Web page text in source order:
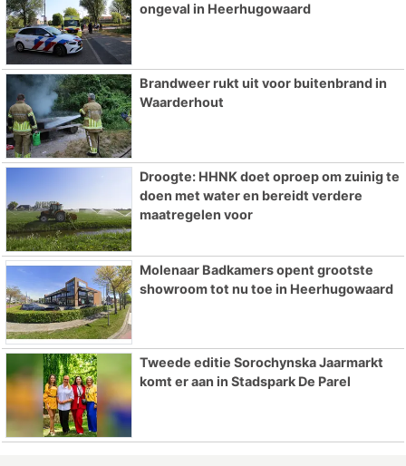
ongeval in Heerhugowaard
Brandweer rukt uit voor buitenbrand in
Waarderhout
Droogte: HHNK doet oproep om zuinig te
doen met water en bereidt verdere
maatregelen voor
Molenaar Badkamers opent grootste
showroom tot nu toe in Heerhugowaard
Tweede editie Sorochynska Jaarmarkt
komt er aan in Stadspark De Parel